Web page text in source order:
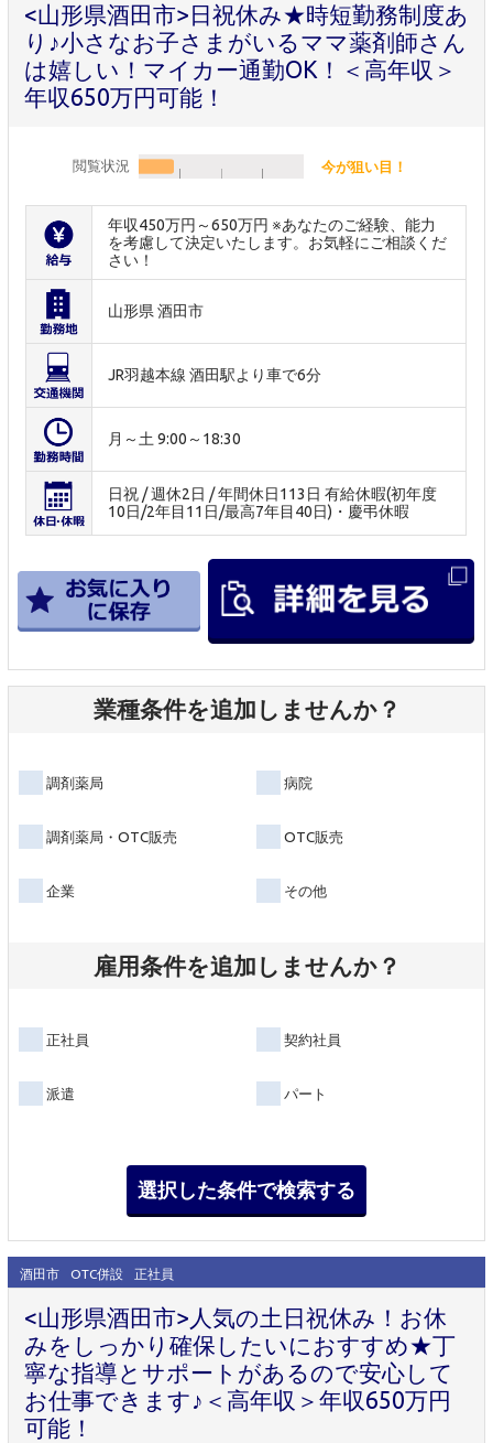
<山形県酒田市>日祝休み★時短勤務制度あ
り♪小さなお子さまがいるママ薬剤師さん
は嬉しい！マイカー通勤OK！＜高年収＞
年収650万円可能！
閲覧状況 今が狙い目！
年収450万円～650万円 ※あなたのご経験、能力
を考慮して決定いたします。お気軽にご相談くだ
さい！
山形県 酒田市
JR羽越本線 酒田駅より車で6分
月～土 9:00～18:30
日祝 / 週休2日 / 年間休日113日 有給休暇(初年度
10日/2年目11日/最高7年目40日)・慶弔休暇
業種条件を追加しませんか？
調剤薬局 病院
調剤薬局・OTC販売 OTC販売
企業 その他
雇用条件を追加しませんか？
正社員 契約社員
派遣 パート
酒田市 OTC併設 正社員
<山形県酒田市>人気の土日祝休み！お休
みをしっかり確保したいにおすすめ★丁
寧な指導とサポートがあるので安心して
お仕事できます♪＜高年収＞年収650万円
可能！